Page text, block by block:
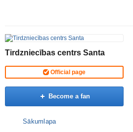
Tirdzniecības centrs Santa
Official page
Become a fan
Sākumlapa